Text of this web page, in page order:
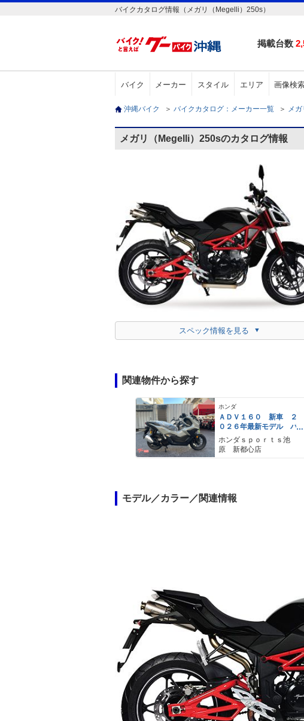
バイクカタログ情報（メガリ（Megelli）250s）
掲載台数
バイク メーカー スタイル エリア 画像検
沖縄バイク ＞ バイクカタログ：メーカー一覧 ＞ メ
メガリ（Megelli）250sのカタログ情報
スペック情報を見る
関連物件から探す
ホンダ
ＡＤＶ１６０ 新車 ２
０２６年最新モデル パ
ールスモーキーグレー
スマートキー ２９Ｌ
メットイン ＵＳＢ Ｔ
ホンダｓｐｏｒｔｓ池
原 新都心店
モデル／カラー／関連情報